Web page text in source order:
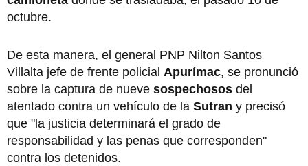
octubre.
De esta manera, el general PNP Nilton Santos
Villalta jefe de frente policial Apurímac, se pronunció
sobre la captura de nueve sospechosos del
atentado contra un vehículo de la Sutran y precisó
que "la justicia determinará el grado de
responsabilidad y las penas que corresponden"
contra los detenidos.